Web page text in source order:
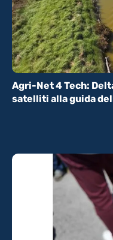
Agri-Net 4 Tech:
satelliti alla guida